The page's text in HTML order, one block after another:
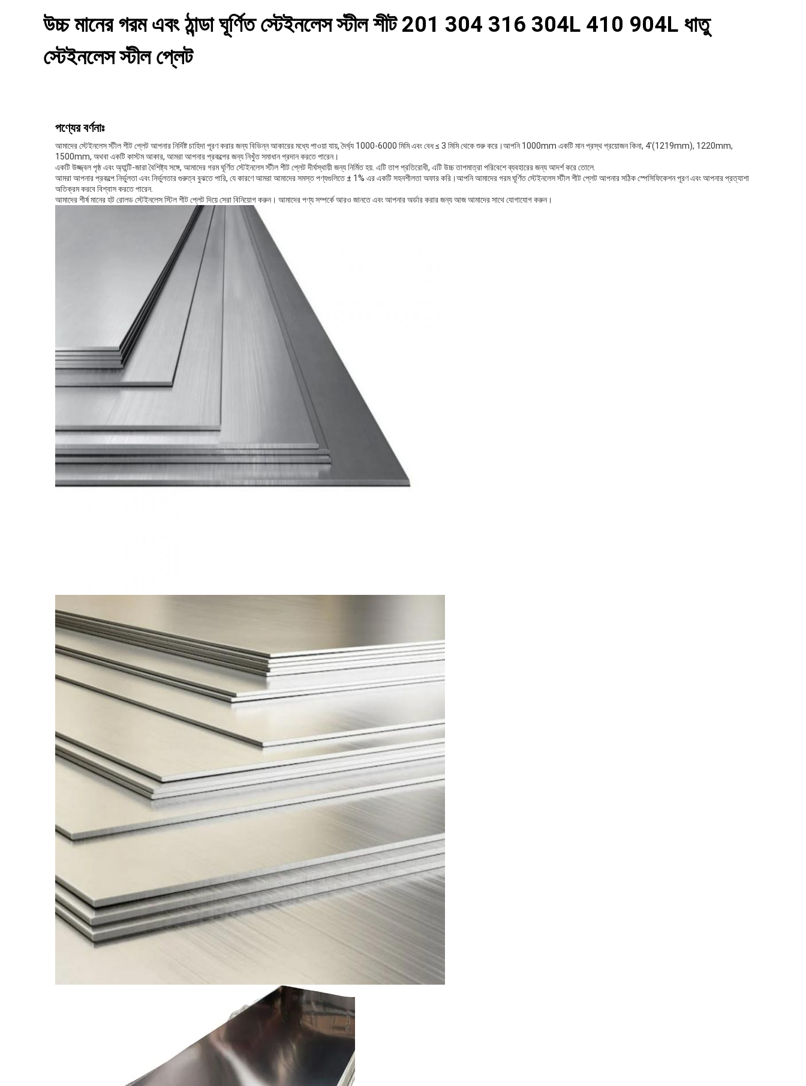
উচ্চ মানের গরম এবং ঠান্ডা ঘূর্ণিত স্টেইনলেস স্টীল শীট 201 304 316 304L 410 904L ধাতু
স্টেইনলেস স্টীল প্লেট
পণ্যের বর্ণনাঃ
আমাদের স্টেইনলেস স্টীল শীট প্লেট আপনার নির্দিষ্ট চাহিদা পূরণ করার জন্য বিভিন্ন আকারের মধ্যে পাওয়া যায়, দৈর্ঘ্য 1000-6000 মিমি এবং বেধ ≤ 3 মিমি থেকে শুরু করে।আপনি 1000mm একটি মান প্রস্থ প্রয়োজন কিনা, 4'(1219mm), 1220mm,
1500mm, অথবা একটি কাস্টম আকার, আমরা আপনার প্রকল্পের জন্য নিখুঁত সমাধান প্রদান করতে পারেন।
একটি উজ্জ্বল পৃষ্ঠ এবং অ্যান্টি-জারা বৈশিষ্ট্য সঙ্গে, আমাদের গরম ঘূর্ণিত স্টেইনলেস স্টীল শীট প্লেট দীর্ঘস্থায়ী জন্য নির্মিত হয়. এটি তাপ প্রতিরোধী, এটি উচ্চ তাপমাত্রা পরিবেশে ব্যবহারের জন্য আদর্শ করে তোলে.
আমরা আপনার প্রকল্পে নির্ভুলতা এবং নির্ভুলতার গুরুত্ব বুঝতে পারি, যে কারণে আমরা আমাদের সমস্ত পণ্যগুলিতে ± 1% এর একটি সহনশীলতা অফার করি।আপনি আমাদের গরম ঘূর্ণিত স্টেইনলেস স্টীল শীট প্লেট আপনার সঠিক স্পেসিফিকেশন পূরণ এবং আপনার প্রত্যাশা
অতিক্রম করবে বিশ্বাস করতে পারেন.
আমাদের শীর্ষ মানের হট রোলড স্টেইনলেস স্টিল শীট প্লেট দিয়ে সেরা বিনিয়োগ করুন। আমাদের পণ্য সম্পর্কে আরও জানতে এবং আপনার অর্ডার করার জন্য আজ আমাদের সাথে যোগাযোগ করুন।